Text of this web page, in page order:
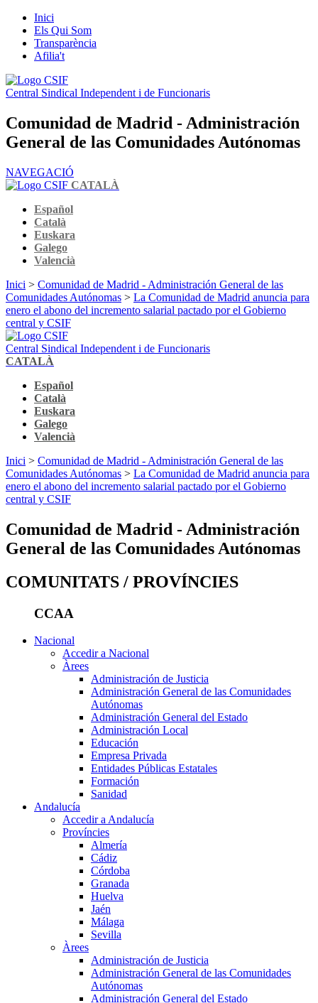
Inici
Els Qui Som
Transparència
Afilia't
Central Sindical Independent i de Funcionaris
Comunidad de Madrid - Administración
General de las Comunidades Autónomas
NAVEGACIÓ
CATALÀ
Español
Català
Euskara
Galego
Valencià
Inici > Comunidad de Madrid - Administración General de las
Comunidades Autónomas > La Comunidad de Madrid anuncia para
enero el abono del incremento salarial pactado por el Gobierno
central y CSIF
Central Sindical Independent i de Funcionaris
CATALÀ
Español
Català
Euskara
Galego
Valencià
Inici > Comunidad de Madrid - Administración General de las
Comunidades Autónomas > La Comunidad de Madrid anuncia para
enero el abono del incremento salarial pactado por el Gobierno
central y CSIF
Comunidad de Madrid - Administración
General de las Comunidades Autónomas
COMUNITATS / PROVÍNCIES
CCAA
Nacional
Accedir a Nacional
Àrees
Administración de Justicia
Administración General de las Comunidades
Autónomas
Administración General del Estado
Administración Local
Educación
Empresa Privada
Entidades Públicas Estatales
Formación
Sanidad
Andalucía
Accedir a Andalucía
Províncies
Almería
Cádiz
Córdoba
Granada
Huelva
Jaén
Málaga
Sevilla
Àrees
Administración de Justicia
Administración General de las Comunidades
Autónomas
Administración General del Estado